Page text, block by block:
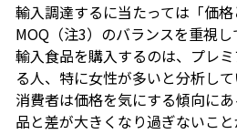
輸入調達するに当たっては「価
MOQ（注3）のバランスを重視し
輸入食品を購入するのは、プレ
る人、特に女性が多いと分析し
消費者は価格を気にする傾向に
品と差が大きくなり過ぎないこと